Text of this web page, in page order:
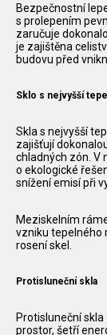
Bezpečnostní
s prolepením
zaručuje
je zajištěna
budovu před
Sklo s nejvyšší
Skla s nejvyšší
zajišťují
chladných zón. V
o ekologické
snížení emisí při
Meziskelním
vzniku tepelného
rosení skel.
Protisluneční skla
Protisluneční
prostor, šetří